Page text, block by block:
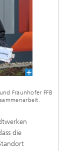
Fraunhofer FFB
die